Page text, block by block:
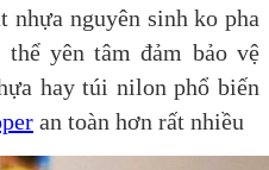
nguyên sinh ko pha
yên tâm đảm bảo vệ
hay túi nilon phổ biến
an toàn hơn rất nhiều